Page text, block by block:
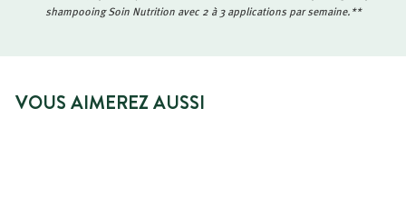
shampooing Soin Nutrition avec 2 à 3 applications par semaine.**
VOUS AIMEREZ AUSSI